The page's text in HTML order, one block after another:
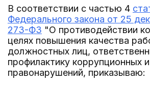
В соответствии с частью 4
Федерального закона от 25
273-ФЗ "О противодействии
целях повышения качества
должностных лиц,
профилактику коррупционных
правонарушений, приказываю: